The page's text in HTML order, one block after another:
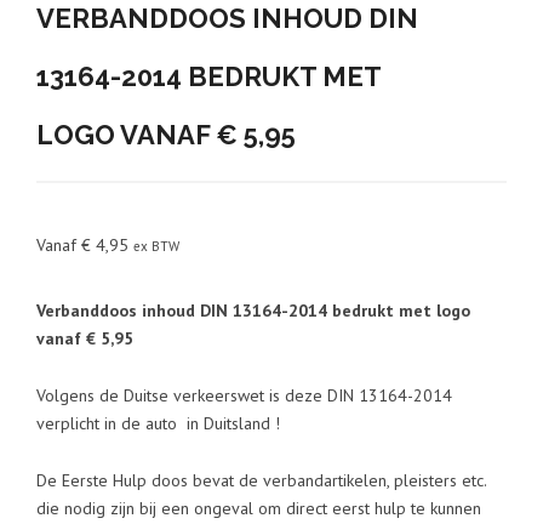
VERBANDDOOS INHOUD DIN
13164-2014 BEDRUKT MET
LOGO VANAF € 5,95
Vanaf€ 4,95 ex BTW
Verbanddoos inhoud DIN 13164-2014 bedrukt met logo
vanaf € 5,95
Volgens de Duitse verkeerswet is deze DIN 13164-2014
verplicht in de auto in Duitsland !
De Eerste Hulp doos bevat de verbandartikelen, pleisters etc.
die nodig zijn bij een ongeval om direct eerst hulp te kunnen